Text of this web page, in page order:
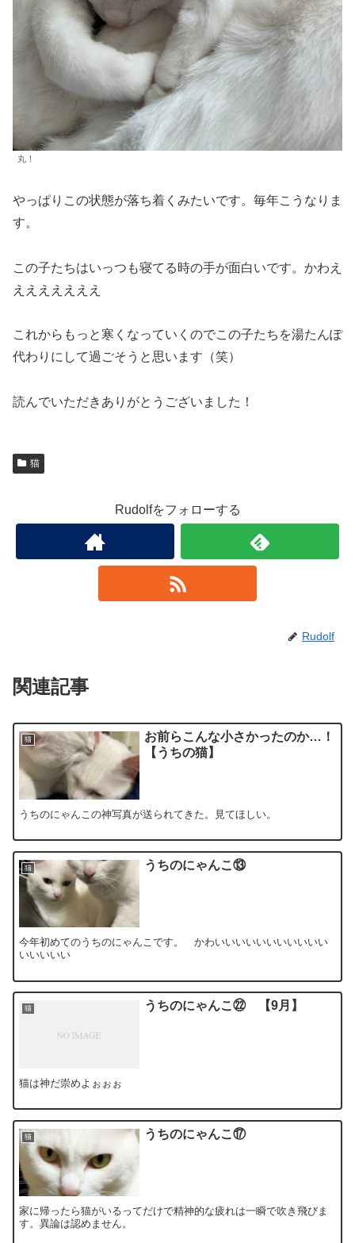
丸！
やっぱりこの状態が落ち着くみたいです。毎年こうなりま
す。
この子たちはいっつも寝てる時の手が面白いです。かわえ
えええええええ
これからもっと寒くなっていくのでこの子たちを湯たんぽ
代わりにして過ごそうと思います（笑）
読んでいただきありがとうございました！
猫
Rudolfをフォローする
Rudolf
関連記事
猫
お前らこんな小さかったのか…！
【うちの猫】
うちのにゃんこの神写真が送られてきた。見てほしい。
猫 うちのにゃんこ⑬
今年初めてのうちのにゃんこです。 かわいいいいいいいいいいい
いいいいい
猫 うちのにゃんこ㉒ 【9月】
猫は神だ崇めよぉぉぉ
猫 うちのにゃんこ⑰
家に帰ったら猫がいるってだけで精神的な疲れは一瞬で吹き飛びま
す。異論は認めません。